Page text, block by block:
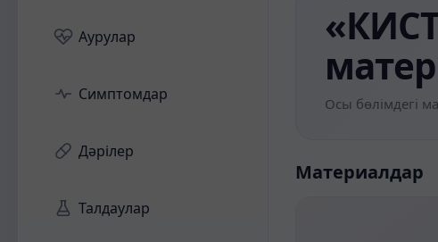
Аурулар
Симптомдар
Дәрілер
Талдаулар
Осы бөлімдегі
Материалдар